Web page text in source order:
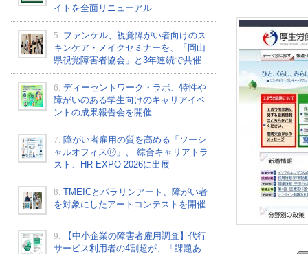
イトを全面リニューアル
5. ファンケル、視覚障がい者向けのス
キンケア・メイクセミナーを、「岡山
県視覚障害者協会」と3年連続で共催
6. ディーセントワーク・ラボ、特性や
障がいのある学生向けのキャリアイベ
ントの成果報告会を開催
7. 障がい者雇用の質を高める「ソーシ
ャルオフィスⓇ」、 綜合キャリアトラ
スト、HR EXPO 2026に出展
8. TMEICとパラリンアート、障がい者
を対象にしたアートコンテストを開催
9.
【中小企業の障害者雇用調査】代行
サービス利用者の4割超が、「課題あ